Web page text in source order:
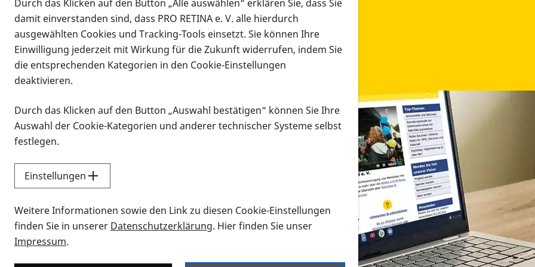
Infomaterial
Infomaterial
Vorlesen
Alle Infomaterialien in verschiedenen Formaten an
Sie möchten wissen, wie Sie nach Infonmaterial suchen und dieses bestellen bzw. herunterladen
Durch das Klicken auf den Button „Alle auswählen“ erklären Sie, dass Sie
damit einverstanden sind, dass PRO RETINA e. V. alle hierdurch
ausgewählten Cookies und Tracking-Tools einsetzt. Sie können Ihre
Einwilligung jederzeit mit Wirkung für die Zukunft widerrufen, indem Sie
die entsprechenden Kategorien in den Cookie-Einstellungen
deaktivieren.
Durch das Klicken auf den Button „Auswahl bestätigen“ können Sie Ihre
Auswahl der Cookie-Kategorien und anderer technischer Systeme selbst
festlegen.
Einstellungen
Weitere Informationen sowie den Link zu diesen Cookie-Einstellungen
finden Sie in unserer Datenschutzerklärung. Hier finden Sie unser
Impressum.